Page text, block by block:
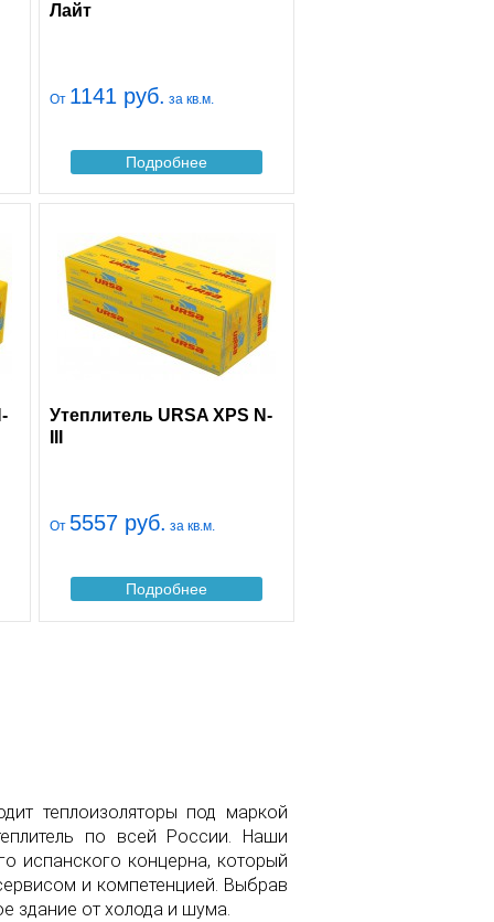
Лайт
От 1141 руб. за кв.м.
Подробнее
Утеплитель URSA XPS N-
От 5557 руб. за кв.м.
Подробнее
теплоизоляторы под маркой
по всей России. Наши
испанского концерна, который
и компетенцией. Выбрав
здание от холода и шума.